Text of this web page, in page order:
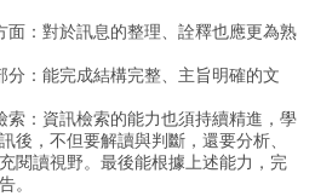
面：對於訊息的整理、詮釋也應更為熟
分：能完成結構完整、主旨明確的文
索：資訊檢索的能力也須持續精進，學
後，不但要解讀與判斷，還要分析、
閱讀視野。最後能根據上述能力，完
。